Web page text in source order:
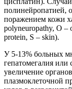
полинейропатией,
поражением кожи
polyneuropathy, О –
protein, S – skin).
У 5-13% больных
гепатомегалия или
увеличение
плазмоклеточной